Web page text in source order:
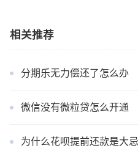
相关推荐
分期乐无力偿还了怎么办
微信没有微粒贷怎么开通
为什么花呗提前还款是大忌